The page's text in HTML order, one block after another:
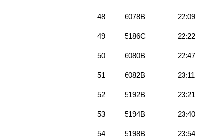
48 6078B 22:09
49 5186C 22:22
50 6080B 22:47
51 6082B 23:11
52 5192B 23:21
53 5194B 23:40
54 5198B 23:54